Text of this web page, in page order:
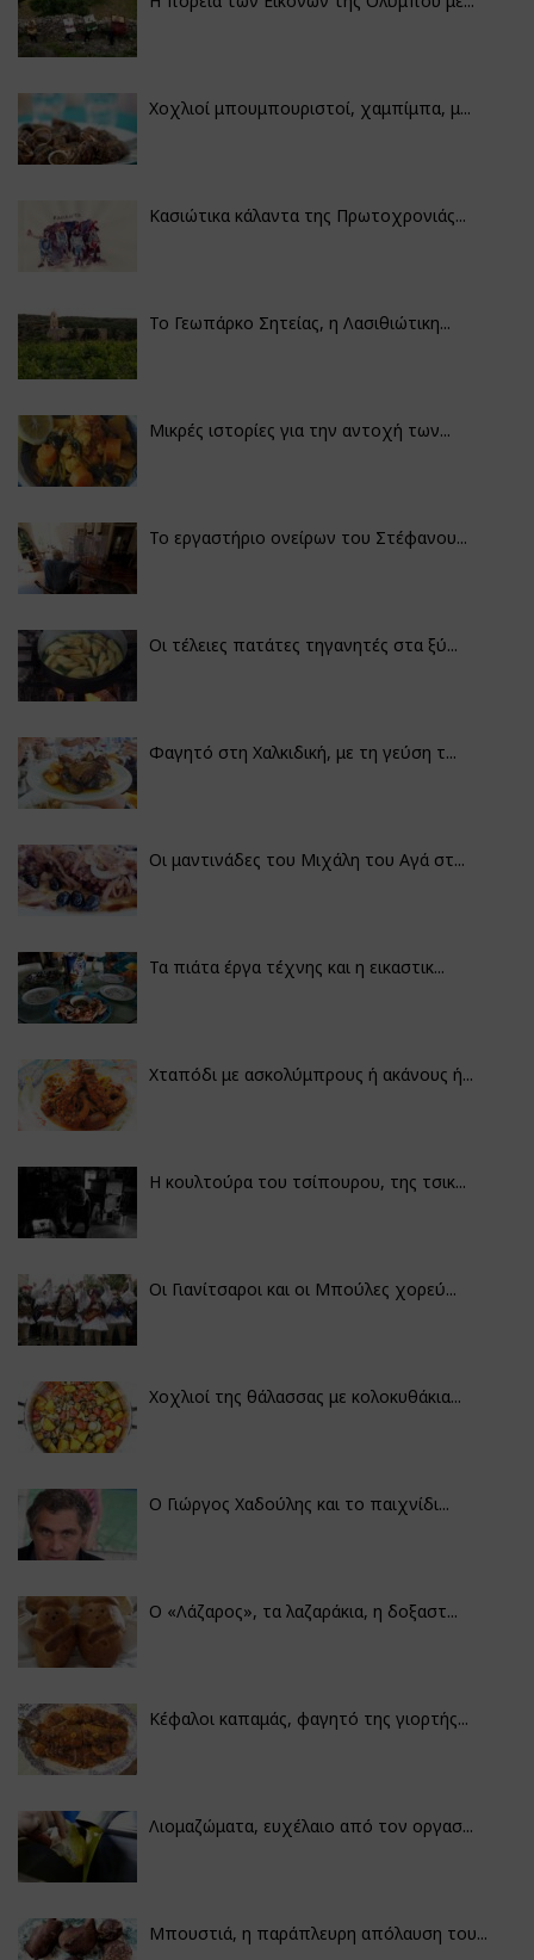
Χοχλιοί μπουμπουριστοί, χαμπίμπα, μ...
Κασιώτικα κάλαντα της Πρωτοχρονιάς...
Το Γεωπάρκο Σητείας, η Λασιθιώτικη...
Μικρές ιστορίες για την αντοχή των...
Το εργαστήριο ονείρων του Στέφανου...
Οι τέλειες πατάτες τηγανητές στα ξύ...
Φαγητό στη Χαλκιδική, με τη γεύση τ...
Οι μαντινάδες του Μιχάλη του Αγά στ...
Τα πιάτα έργα τέχνης και η εικαστικ...
Χταπόδι με ασκολύμπρους ή ακάνους ή...
Η κουλτούρα του τσίπουρου, της τσικ...
Οι Γιανίτσαροι και οι Μπούλες χορεύ...
Χοχλιοί της θάλασσας με κολοκυθάκια...
Ο Γιώργος Χαδούλης και το παιχνίδι...
Ο «Λάζαρος», τα λαζαράκια, η δοξαστ...
Κέφαλοι καπαμάς, φαγητό της γιορτής...
Λιομαζώματα, ευχέλαιο από τον οργασ...
Μπουστιά, η παράπλευρη απόλαυση του...